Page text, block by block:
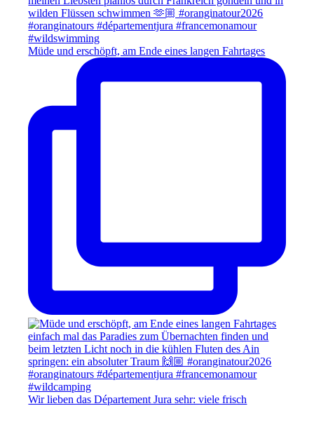
Müde und erschöpft, am Ende eines langen Fahrtages
Wir lieben das Département Jura sehr: viele frisch